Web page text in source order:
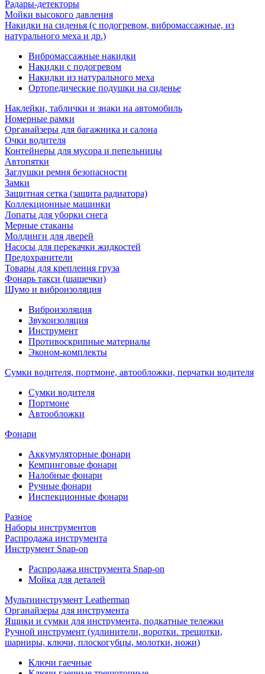
Радары-детекторы
Мойки высокого давления
Накидки на сиденья (с подогревом, вибромассажные, из
натурального меха и др.)
Вибромассажные накидки
Накидки с подогревом
Накидки из натурального меха
Ортопедические подушки на сиденье
Наклейки, таблички и знаки на автомобиль
Номерные рамки
Органайзеры для багажника и салона
Очки водителя
Контейнеры для мусора и пепельницы
Автопятки
Заглушки ремня безопасности
Замки
Защитная сетка (защита радиатора)
Коллекционные машинки
Лопаты для уборки снега
Мерные стаканы
Молдинги для дверей
Насосы для перекачки жидкостей
Предохранители
Товары для крепления груза
Фонарь такси (шашечки)
Шумо и виброизоляция
Виброизоляция
Звукоизоляция
Инструмент
Противоскрипные материалы
Эконом-комплекты
Сумки водителя, портмоне, автообложки, перчатки водителя
Cумки водителя
Портмоне
Автообложки
Фонари
Аккумуляторные фонари
Кемпинговые фонари
Налобные фонари
Ручные фонари
Инспекционные фонари
Разное
Наборы инструментов
Распродажа инструмента
Инструмент Snap-on
Распродажа инструмента Snap-on
Мойка для деталей
Мультиинструмент Leatherman
Органайзеры для инструмента
Ящики и сумки для инструмента, подкатные тележки
Ручной инструмент (удлинители, воротки. трещотки,
шарниры, ключи, плоскогубцы, молотки, ножи)
Ключи гаечные